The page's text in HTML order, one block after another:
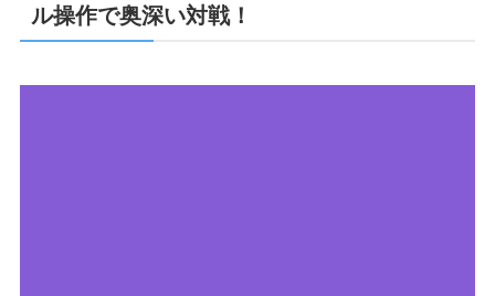
ル操作で奥深い対戦！